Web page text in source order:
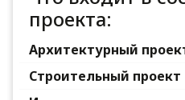
проекта:
Архитектурный
Строительный проект